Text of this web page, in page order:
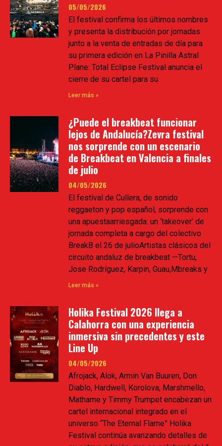
05/05/2026
El festival confirma los últimos nombres
y presenta la distribución por jornadas
junto a la venta de entradas de día para
su primera edición en La Pinilla Astral
Plane: Total Eclipse Festival anuncia el
cierre de su cartel para su
Leer más »
¿Puede el breakbeat funcionar
lejos de Andalucía?Zevra festival
nos sorprende con un escenario
de Breakbeat en Valencia a finales
de julio
04/05/2026
El festival de Cullera, de sonido
reggaeton y pop español, sorprende con
una apuestaarriesgada: un ‘takeover’ de
jornada completa a cargo del colectivo
BreakB el 26 de julioArtistas clásicos del
circuito andaluz de breakbeat —Tortu,
Jose Rodríguez, Karpin, Guau,Mbreaks y
Leer más »
Holika Festival 2026 llega a
Calahorra con una experiencia
inmersiva sin precedentes y este
Line Up
04/05/2026
Afrojack, Alok, Armin Van Buuren, Don
Diablo, Hardwell, Korolova, Marshmello,
Mathame y Timmy Trumpet encabezan un
cartel internacional integrado en el
universo “The Eternal Flame” Holika
Festival continúa avanzando detalles de